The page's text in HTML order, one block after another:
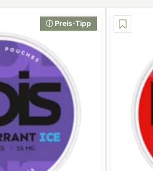
ⓘ Preis-Tipp